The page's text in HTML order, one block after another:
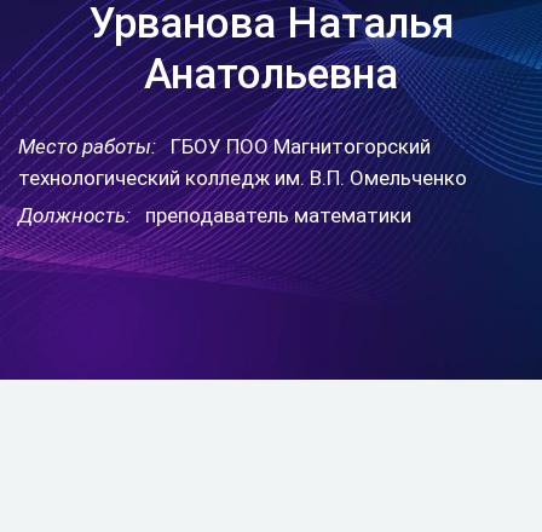
Урванова Наталья
Анатольевна
Место работы: ГБОУ ПОО Магнитогорский
технологический колледж им. В.П. Омельченко
Должность:
преподаватель математики